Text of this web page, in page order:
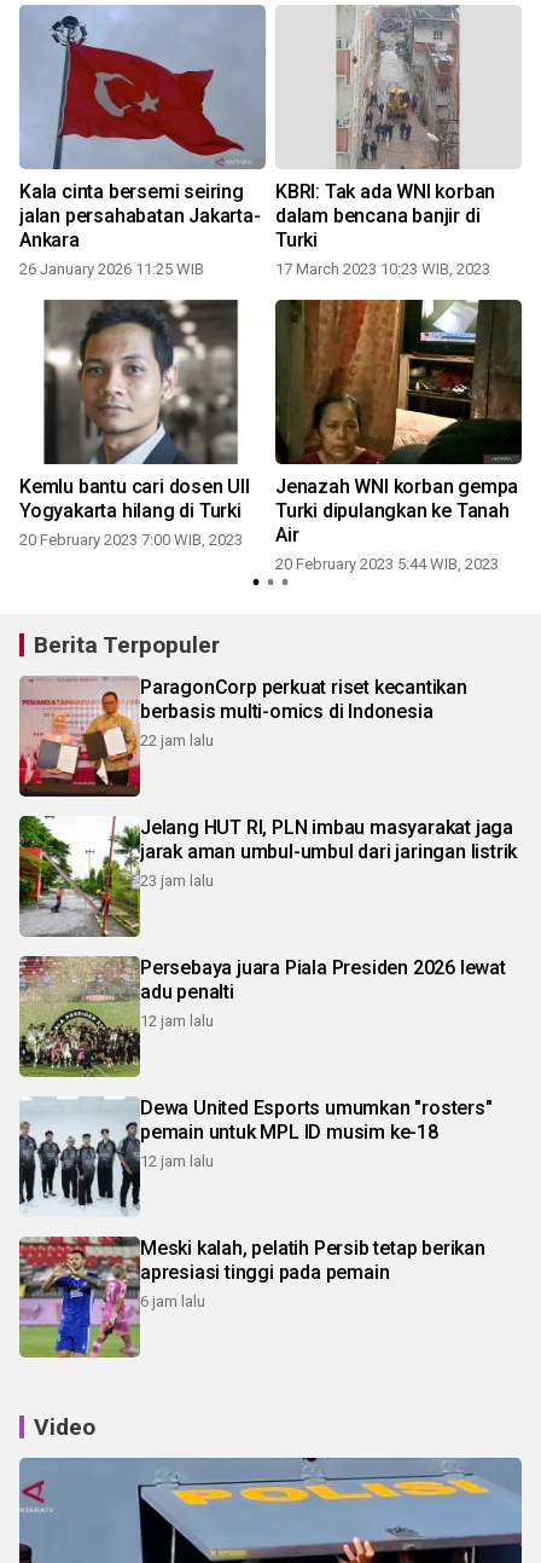
Kala cinta bersemi seiring
jalan persahabatan Jakarta-
Ankara
26 January 2026 11:25 WIB
KBRI: Tak ada WNI korban
dalam bencana banjir di
Turki
17 March 2023 10:23 WIB, 2023
Kemlu bantu cari dosen UII
Yogyakarta hilang di Turki
20 February 2023 7:00 WIB, 2023
Jenazah WNI korban gempa
Turki dipulangkan ke Tanah
Air
20 February 2023 5:44 WIB, 2023
Berita Terpopuler
ParagonCorp perkuat riset kecantikan
berbasis multi-omics di Indonesia
22 jam lalu
Jelang HUT RI, PLN imbau masyarakat jaga
jarak aman umbul-umbul dari jaringan listrik
23 jam lalu
Persebaya juara Piala Presiden 2026 lewat
adu penalti
12 jam lalu
Dewa United Esports umumkan "rosters"
pemain untuk MPL ID musim ke-18
12 jam lalu
Meski kalah, pelatih Persib tetap berikan
apresiasi tinggi pada pemain
6 jam lalu
Video